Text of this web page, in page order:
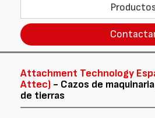
Attachment Technology
Attec) - Cazos de
de tierras